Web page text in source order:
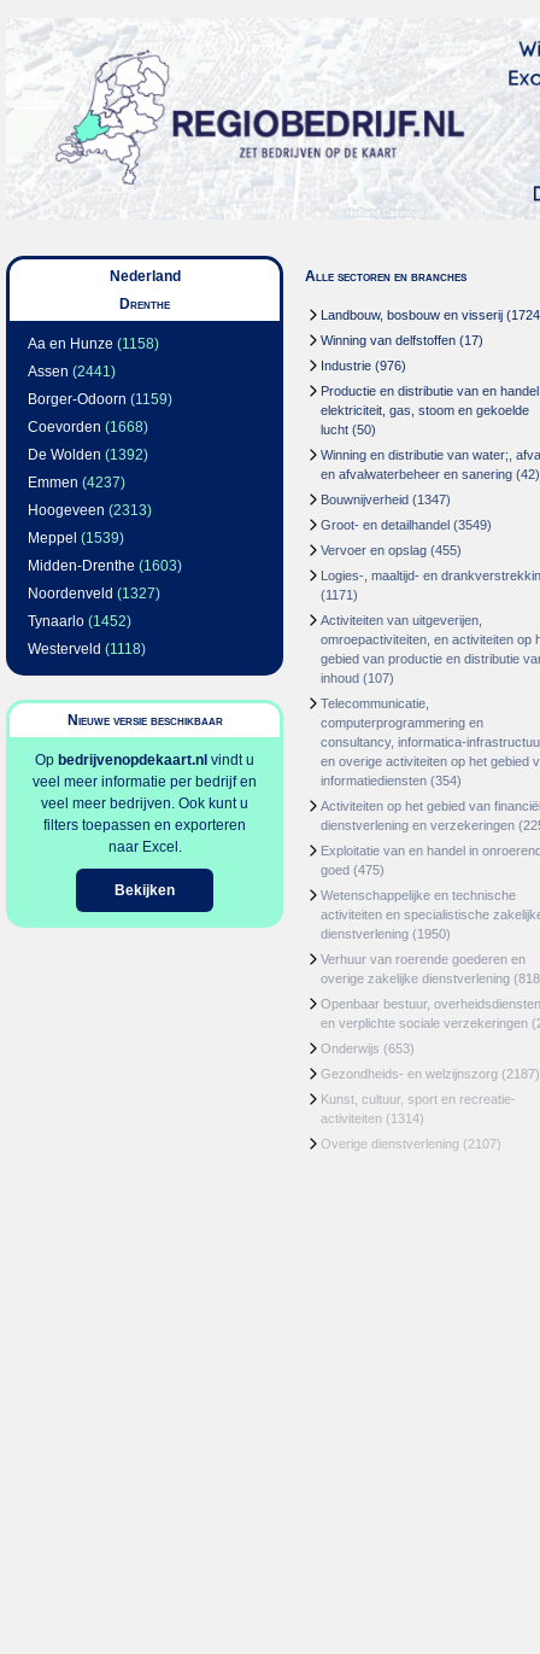
Nederland
Drenthe
Aa en Hunze (1158)
Assen (2441)
Borger-Odoorn (1159)
Coevorden (1668)
De Wolden (1392)
Emmen (4237)
Hoogeveen (2313)
Meppel (1539)
Midden-Drenthe (1603)
Noordenveld (1327)
Tynaarlo (1452)
Westerveld (1118)
Nieuwe versie beschikbaar
Op bedrijvenopdekaart.nl vindt u
veel meer informatie per bedrijf en
veel meer bedrijven. Ook kunt u
filters toepassen en exporteren
naar Excel.
Bekijken
Alle sectoren en branches
Landbouw, bosbouw en visserij
Winning van delfstoffen (17)
Industrie (976)
Productie en distributie van en
elektriciteit, gas, stoom en gekoelde
lucht (50)
Winning en distributie van water;,
en afvalwaterbeheer en sanering (42)
Bouwnijverheid (1347)
Groot- en detailhandel (3549)
Vervoer en opslag (455)
Logies-, maaltijd- en
(1171)
Activiteiten van uitgeverijen,
omroepactiviteiten, en activiteiten op
gebied van productie en distributie
inhoud (107)
Telecommunicatie,
computerprogrammering en
consultancy, informatica-
en overige activiteiten op het gebied
informatiediensten (354)
Activiteiten op het gebied van
dienstverlening en verzekeringen
Exploitatie van en handel in
goed (475)
Wetenschappelijke en technische
activiteiten en specialistische
dienstverlening (1950)
Verhuur van roerende goederen en
overige zakelijke dienstverlening
Openbaar bestuur, overheidsdiensten
en verplichte sociale verzekeringen
Onderwijs (653)
Gezondheids- en welzijnszorg (2187)
Kunst, cultuur, sport en recreatie-
activiteiten (1314)
Overige dienstverlening (2107)